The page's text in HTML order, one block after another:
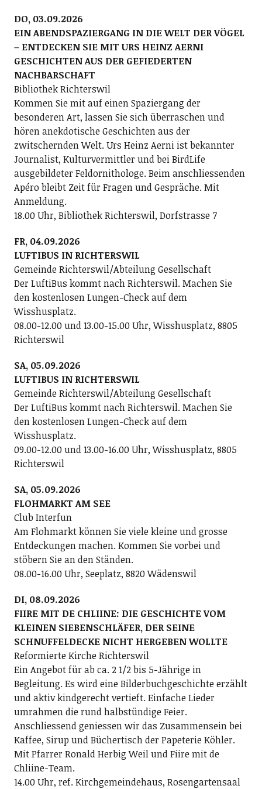
DO, 03.09.2026
EIN ABENDSPAZIERGANG IN DIE WELT DER VÖGEL
– ENTDECKEN SIE MIT URS HEINZ AERNI
GESCHICHTEN AUS DER GEFIEDERTEN
NACHBARSCHAFT
Bibliothek Richterswil
Kommen Sie mit auf einen Spaziergang der
besonderen Art, lassen Sie sich überraschen und
hören anekdotische Geschichten aus der
zwitschernden Welt. Urs Heinz Aerni ist bekannter
Journalist, Kulturvermittler und bei BirdLife
ausgebildeter Feldornithologe. Beim anschliessenden
Apéro bleibt Zeit für Fragen und Gespräche. Mit
Anmeldung.
18.00 Uhr, Bibliothek Richterswil, Dorfstrasse 7
FR, 04.09.2026
LUFTIBUS IN RICHTERSWIL
Gemeinde Richterswil/Abteilung Gesellschaft
Der LuftiBus kommt nach Richterswil. Machen Sie
den kostenlosen Lungen-Check auf dem
Wisshusplatz.
08.00-12.00 und 13.00-15.00 Uhr, Wisshusplatz, 8805
Richterswil
SA, 05.09.2026
LUFTIBUS IN RICHTERSWIL
Gemeinde Richterswil/Abteilung Gesellschaft
Der LuftiBus kommt nach Richterswil. Machen Sie
den kostenlosen Lungen-Check auf dem
Wisshusplatz.
09.00-12.00 und 13.00-16.00 Uhr, Wisshusplatz, 8805
Richterswil
SA, 05.09.2026
FLOHMARKT AM SEE
Club Interfun
Am Flohmarkt können Sie viele kleine und grosse
Entdeckungen machen. Kommen Sie vorbei und
stöbern Sie an den Ständen.
08.00-16.00 Uhr, Seeplatz, 8820 Wädenswil
DI, 08.09.2026
FIIRE MIT DE CHLIINE: DIE GESCHICHTE VOM
KLEINEN SIEBENSCHLÄFER, DER SEINE
SCHNUFFELDECKE NICHT HERGEBEN WOLLTE
Reformierte Kirche Richterswil
Ein Angebot für ab ca. 2 1/2 bis 5-Jährige in
Begleitung. Es wird eine Bilderbuchgeschichte erzählt
und aktiv kindgerecht vertieft. Einfache Lieder
umrahmen die rund halbstündige Feier.
Anschliessend geniessen wir das Zusammensein bei
Kaffee, Sirup und Büchertisch der Papeterie Köhler.
Mit Pfarrer Ronald Herbig Weil und Fiire mit de
Chliine-Team.
14.00 Uhr, ref. Kirchgemeindehaus, Rosengartensaal